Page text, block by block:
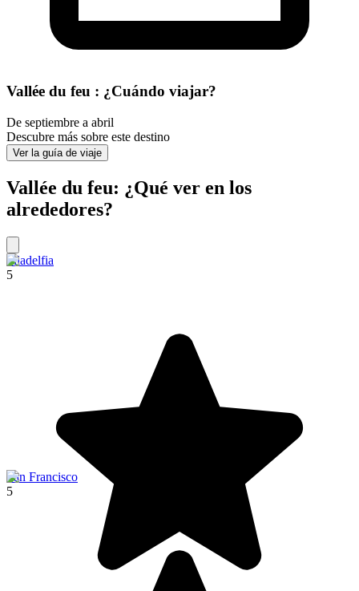
Vallée du feu : ¿Cuándo viajar?
De septiembre a abril
Descubre más sobre este destino
Ver la guía de viaje
Vallée du feu: ¿Qué ver en los
alrededores?
Filadelfia
5
San Francisco
5